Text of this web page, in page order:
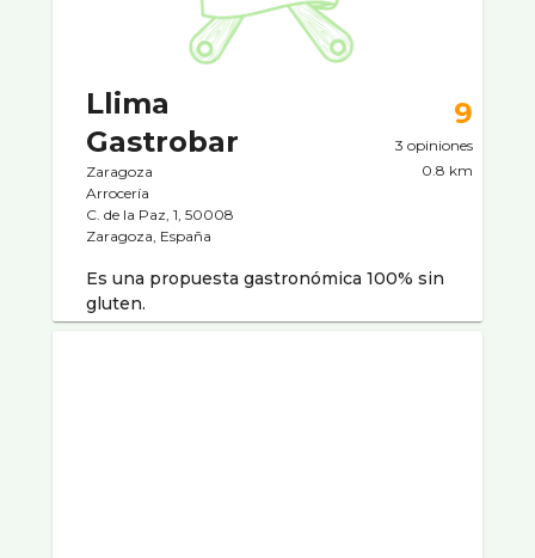
Llima
Gastrobar
Zaragoza
Arrocerí­a
C. de la Paz, 1, 50008
Zaragoza, España
9
3 opiniones
0.8 km
Es una propuesta gastronómica 100% sin
gluten.